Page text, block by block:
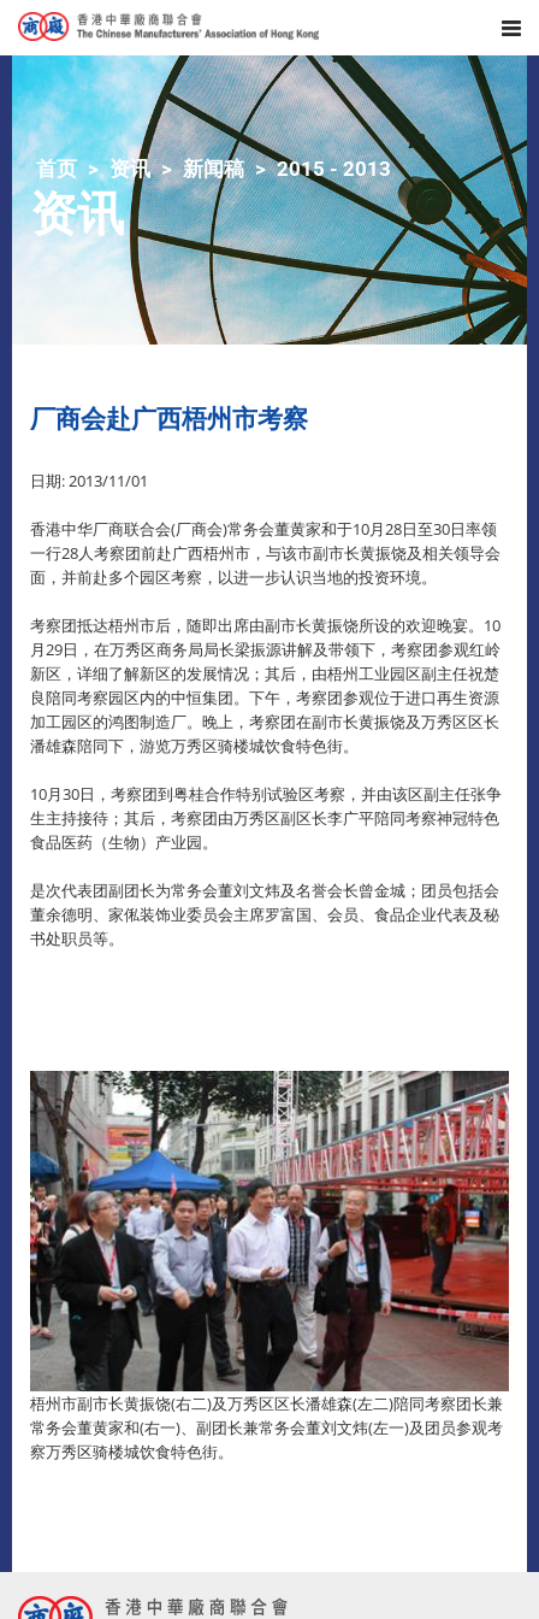
首页 资讯 新闻稿 2015 - 2013
资讯
厂商会赴广西梧州市考察
日期: 2013/11/01
香港中华厂商联合会(厂商会)常务会董黄家和于10月28日至30日率领
一行28人考察团前赴广西梧州市，与该市副市长黄振饶及相关领导会
面，并前赴多个园区考察，以进一步认识当地的投资环境。
考察团抵达梧州市后，随即出席由副市长黄振饶所设的欢迎晚宴。 10
月29日，在万秀区商务局局长梁振源讲解及带领下，考察团参观红岭
新区，详细了解新区的发展情况；其后，由梧州工业园区副主任祝楚
良陪同考察园区内的中恒集团。 下午，考察团参观位于进口再生资源
加工园区的鸿图制造厂。 晚上，考察团在副市长黄振饶及万秀区区长
潘雄森陪同下，游览万秀区骑楼城饮食特色街。
10月30日，考察团到粤桂合作特别试验区考察，并由该区副主任张争
生主持接待；其后，考察团由万秀区副区长李广平陪同考察神冠特色
食品医药（生物）产业园。
是次代表团副团长为常务会董刘文炜及名誉会长曾金城；团员包括会
董余德明、家俬装饰业委员会主席罗富国、会员、食品企业代表及秘
书处职员等。
梧州市副市长黄振饶(右二)及万秀区区长潘雄森(左二)陪同考察团长兼
常务会董黄家和(右一)、副团长兼常务会董刘文炜(左一)及团员参观考
察万秀区骑楼城饮食特色街。